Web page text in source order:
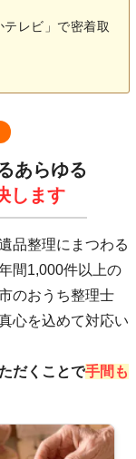
レビ」で密着取
あらゆる
します
品整理にまつわる
間1,000件以上の
のおうち整理士
心を込めて対応い
だくことで手間も